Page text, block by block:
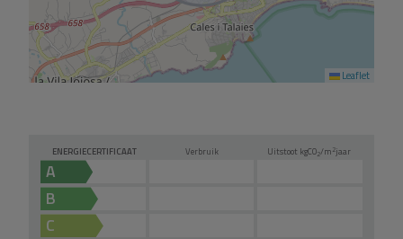
Leaflet
ENERGIECERTIFICAAT Verbruik Uitstoot kgCO2/m2jaar
A
B
C